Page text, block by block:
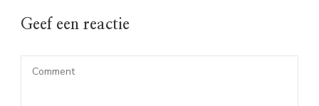
Geef een reactie